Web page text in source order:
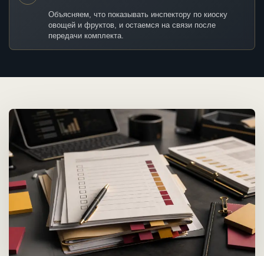
Объясняем, что показывать инспектору по киоску
овощей и фруктов, и остаемся на связи после
передачи комплекта.